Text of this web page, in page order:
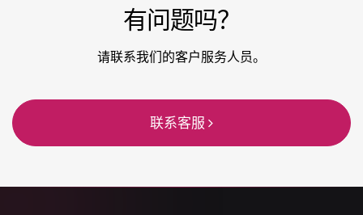
有问题吗？
请联系我们的客户服务人员。
联系客服